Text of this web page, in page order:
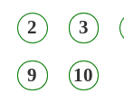
2 3
9 10